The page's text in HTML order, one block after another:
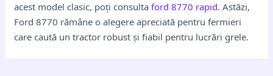
acest model clasic, poți consultaford 8770 rapid. Astăzi,
Ford 8770 rămâne o alegere apreciată pentru fermieri
care caută un tractor robust și fiabil pentru lucrări grele.